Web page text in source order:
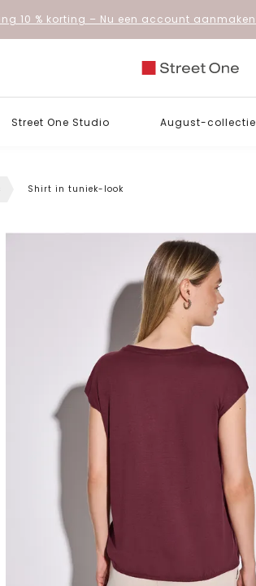
10 % korting – Nu een account aanmaken
Street One Studio August-collectie
Shirt in tuniek-look